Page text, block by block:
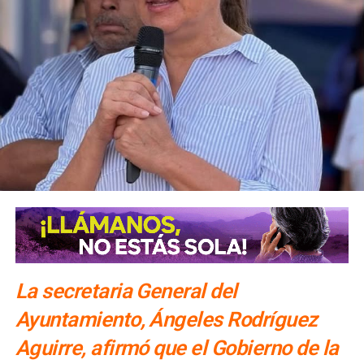
La secretaria General del
Ayuntamiento, Ángeles Rodríguez
Aguirre, afirmó que el Gobierno de la